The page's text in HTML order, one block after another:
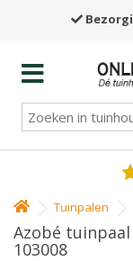
Tuinpalen
Azobé tuinpaal
103008